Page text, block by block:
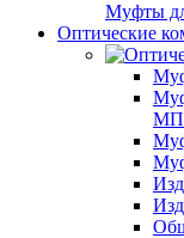
Муфты
Оптические